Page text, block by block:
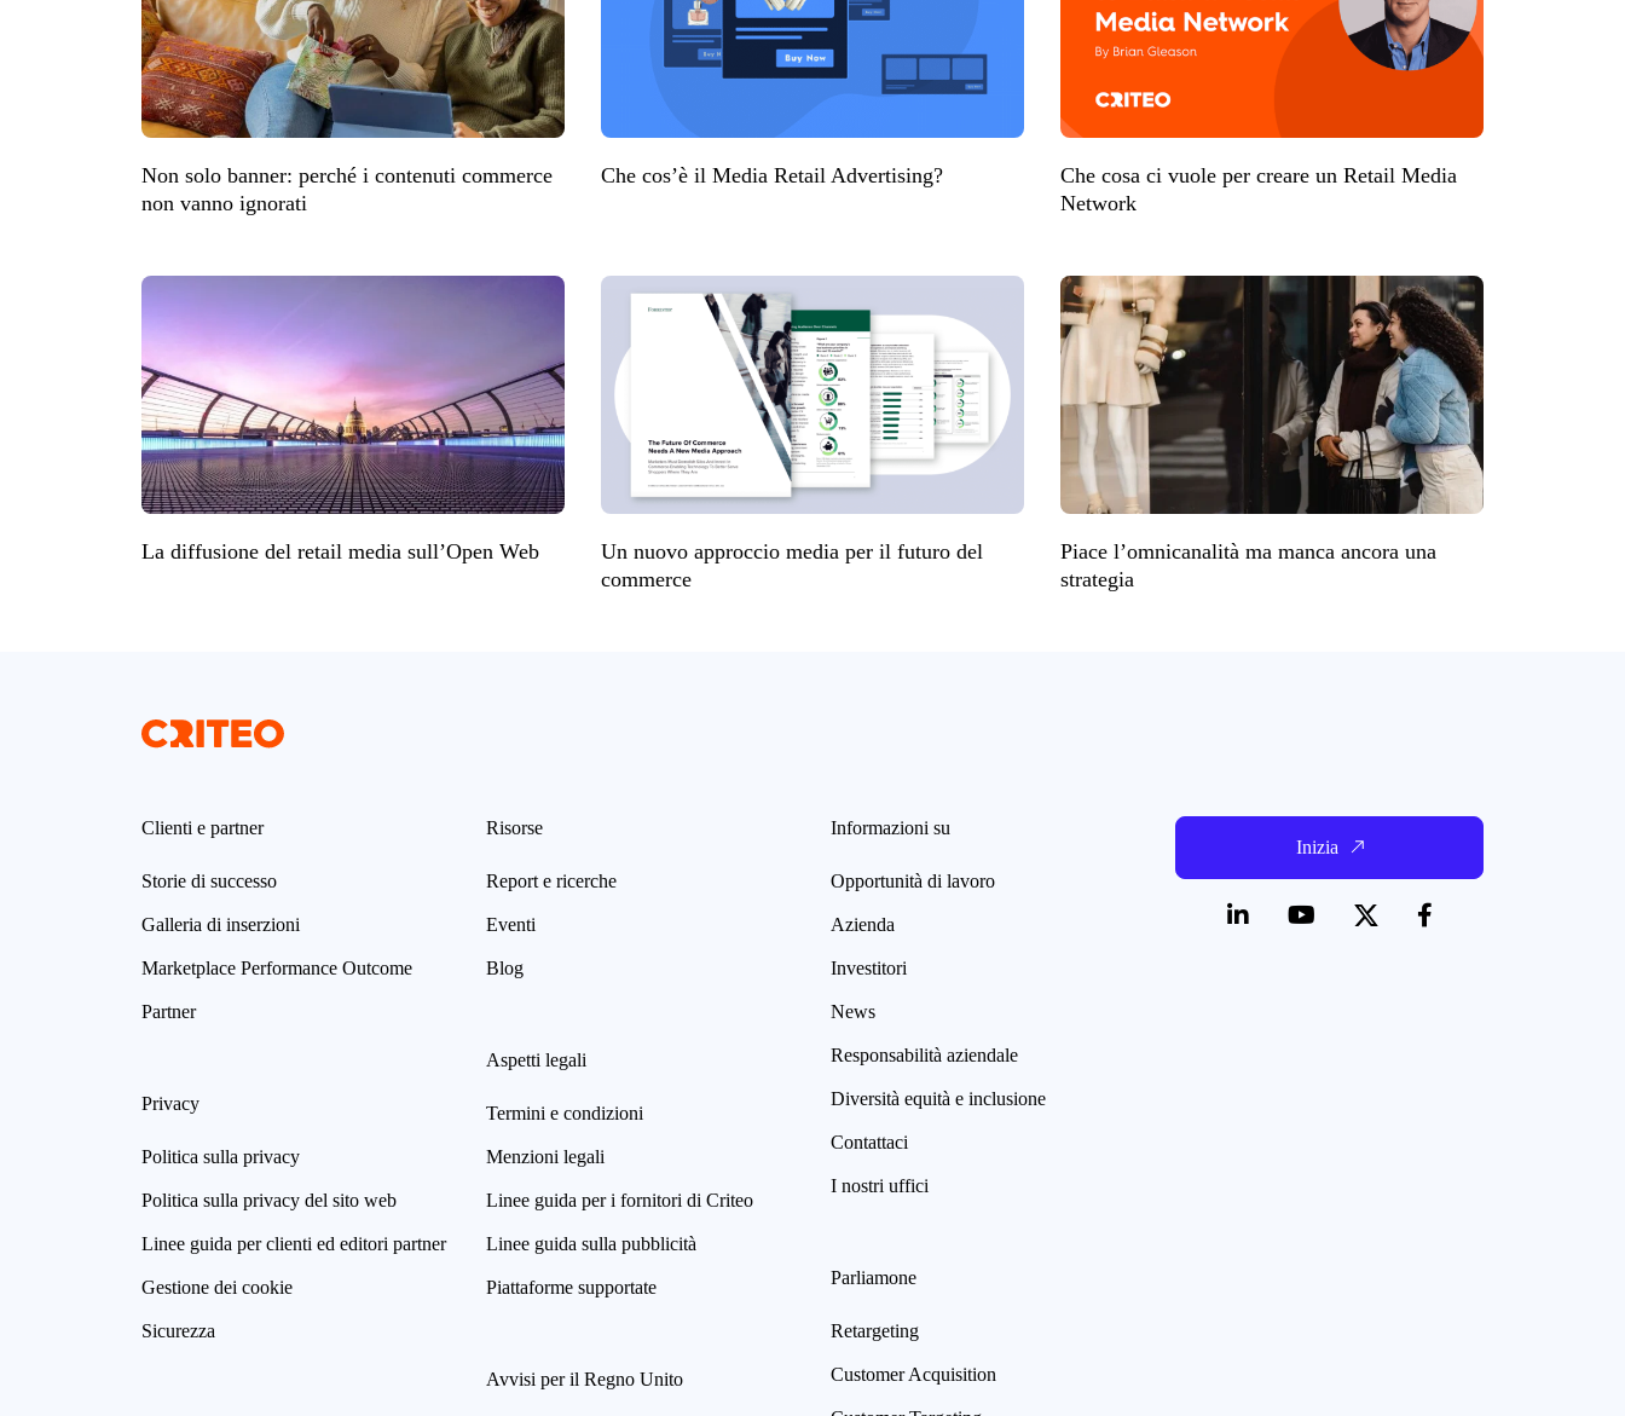
Non solo banner: perché i contenuti commerce
non vanno ignorati
Che cos’è il Media Retail Advertising?
Che cosa ci vuole per creare un Retail Media
Network
La diffusione del retail media sull’Open Web
Un nuovo approccio media per il futuro del
commerce
Piace l’omnicanalità ma manca ancora una
strategia
Clienti e partner
Storie di successo
Galleria di inserzioni
Marketplace Performance Outcome
Partner
Privacy
Politica sulla privacy
Politica sulla privacy del sito web
Linee guida per clienti ed editori partner
Gestione dei cookie
Sicurezza
Risorse
Report e ricerche
Eventi
Blog
Aspetti legali
Termini e condizioni
Menzioni legali
Linee guida per i fornitori di Criteo
Linee guida sulla pubblicità
Piattaforme supportate
Avvisi per il Regno Unito
Informazioni su
Opportunità di lavoro
Azienda
Investitori
News
Responsabilità aziendale
Diversità equità e inclusione
Contattaci
I nostri uffici
Parliamone
Retargeting
Customer Acquisition
Inizia